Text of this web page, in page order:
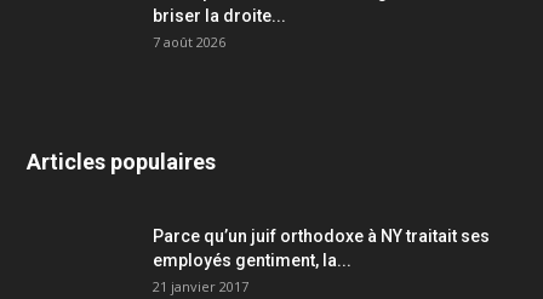
briser la droite...
7 août 2026
Articles populaires
Parce qu’un juif orthodoxe à NY traitait ses
employés gentiment, la...
21 janvier 2017